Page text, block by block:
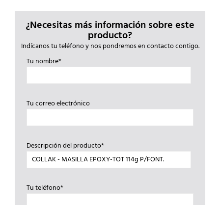
¿Necesitas más información sobre este
producto?
Indícanos tu teléfono y nos pondremos en contacto contigo.
Tu nombre*
Tu correo electrónico
Descripción del producto*
Tu teléfono*